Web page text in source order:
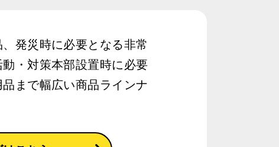
発災時に必要となる非常
・対策本部設置時に必要
まで幅広い商品ラインナ